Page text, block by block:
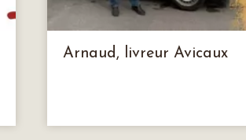
Arnaud, livreur Avicaux